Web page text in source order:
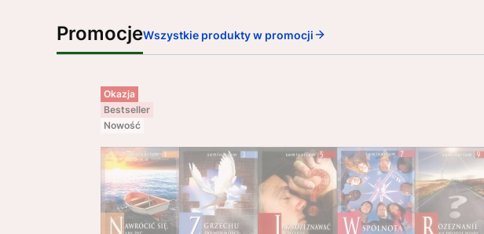
PromocjeWszystkie produkty w promocji
Okazja
Bestseller
Nowość